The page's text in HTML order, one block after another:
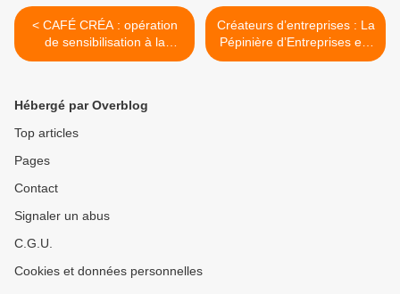
< CAFÉ CRÉA : opération
de sensibilisation à la
création d’entreprise
Créateurs d’entreprises : La
Pépinière d’Entreprises est
votre solution pour bien
Hébergé par Overblog
Top articles
Pages
Contact
Signaler un abus
C.G.U.
Cookies et données personnelles